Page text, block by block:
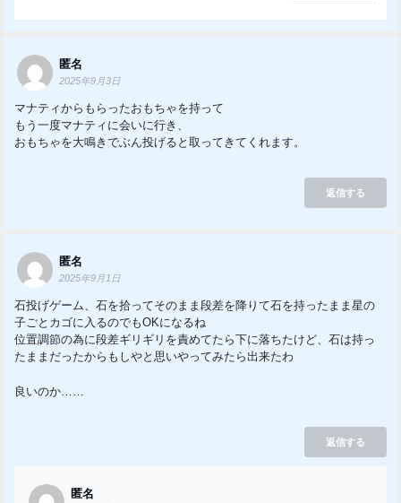
匿名
2025年9月3日
マナティからもらったおもちゃを持って
もう一度マナティに会いに行き、
おもちゃを大鳴きでぶん投げると取ってきてくれます。
返信する
匿名
2025年9月1日
石投げゲーム、石を拾ってそのまま段差を降りて石を持ったまま星の
子ごとカゴに入るのでもOKになるね
位置調節の為に段差ギリギリを責めてたら下に落ちたけど、石は持っ
たままだったからもしやと思いやってみたら出来たわ
良いのか……
返信する
匿名